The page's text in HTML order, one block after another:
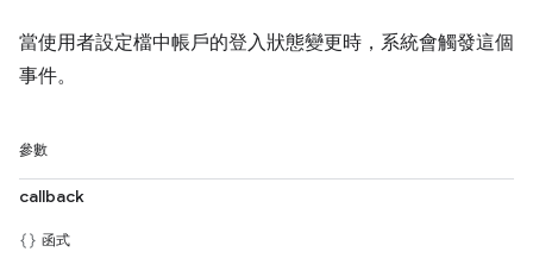
當使用者設定檔中帳戶的登入狀態變更時，系統會觸發這個
事件。
參數
callback
函式